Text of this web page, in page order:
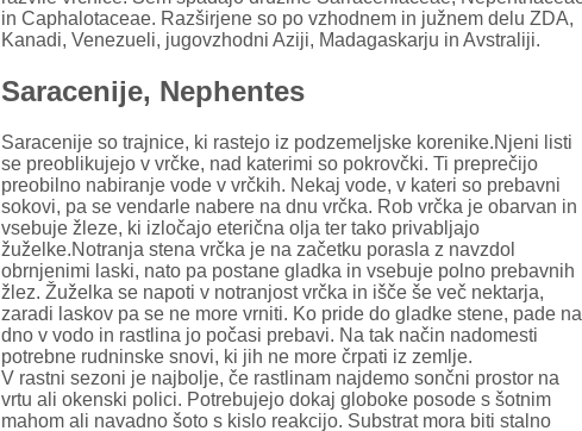
in Caphalotaceae. Razširjene so po vzhodnem in južnem delu ZDA,
Kanadi, Venezueli, jugovzhodni Aziji, Madagaskarju in Avstraliji.
Saracenije, Nephentes
Saracenije so trajnice, ki rastejo iz podzemeljske korenike.Njeni listi
se preoblikujejo v vrčke, nad katerimi so pokrovčki. Ti preprečijo
preobilno nabiranje vode v vrčkih. Nekaj vode, v kateri so prebavni
sokovi, pa se vendarle nabere na dnu vrčka. Rob vrčka je obarvan in
vsebuje žleze, ki izločajo eterična olja ter tako privabljajo
žuželke.Notranja stena vrčka je na začetku porasla z navzdol
obrnjenimi laski, nato pa postane gladka in vsebuje polno prebavnih
žlez. Žuželka se napoti v notranjost vrčka in išče še več nektarja,
zaradi laskov pa se ne more vrniti. Ko pride do gladke stene, pade na
dno v vodo in rastlina jo počasi prebavi. Na tak način nadomesti
potrebne rudninske snovi, ki jih ne more črpati iz zemlje.
V rastni sezoni je najbolje, če rastlinam najdemo sončni prostor na
vrtu ali okenski polici. Potrebujejo dokaj globoke posode s šotnim
mahom ali navadno šoto s kislo reakcijo. Substrat mora biti stalno